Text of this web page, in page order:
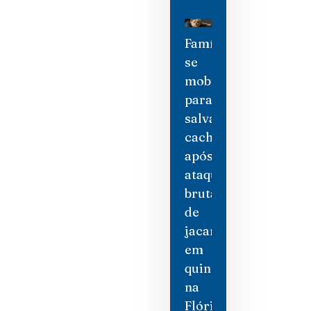
Família
se
mobiliza
para
salvar
cachorro
após
ataque
brutal
de
jacaré
em
quintal
na
Flórida